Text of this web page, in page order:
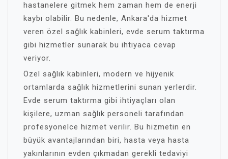
hastanelere gitmek hem zaman hem de enerji
kaybı olabilir. Bu nedenle, Ankara'da hizmet
veren özel sağlık kabinleri, evde serum taktırma
gibi hizmetler sunarak bu ihtiyaca cevap
veriyor.
Özel sağlık kabinleri, modern ve hijyenik
ortamlarda sağlık hizmetlerini sunan yerlerdir.
Evde serum taktırma gibi ihtiyaçları olan
kişilere, uzman sağlık personeli tarafından
profesyonelce hizmet verilir. Bu hizmetin en
büyük avantajlarından biri, hasta veya hasta
yakınlarının evden çıkmadan gerekli tedaviyi